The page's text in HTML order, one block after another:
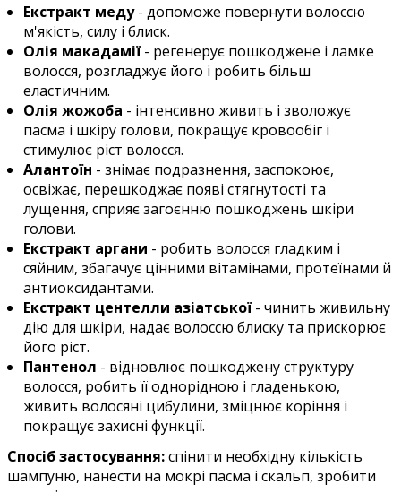
Екстракт меду- допоможе повернути волоссю
м'якість, силу і блиск.
Олія макадамії- регенерує пошкоджене і ламке
волосся, розгладжує його і робить більш
еластичним.
Олія жожоба - інтенсивно живить і зволожує
пасма і шкіру голови, покращує кровообіг і
стимулює ріст волосся.
Алантоїн - знімає подразнення, заспокоює,
освіжає, перешкоджає появі стягнутості та
лущення, сприяє загоєнню пошкоджень шкіри
голови.
Екстракт аргани - робить волосся гладким і
сяйним, збагачує цінними вітамінами, протеїнами й
антиоксидантами.
Екстракт центелли азіатської- чинить живильну
дію для шкіри, надає волоссю блиску та прискорює
його ріст.
Пантенол - відновлює пошкоджену структуру
волосся, робить її однорідною і гладенькою,
живить волосяні цибулини, зміцнює коріння і
покращує захисні функції.
Спосіб застосування:спінити необхідну кількість
шампуню, нанести на мокрі пасма і скальп, зробити